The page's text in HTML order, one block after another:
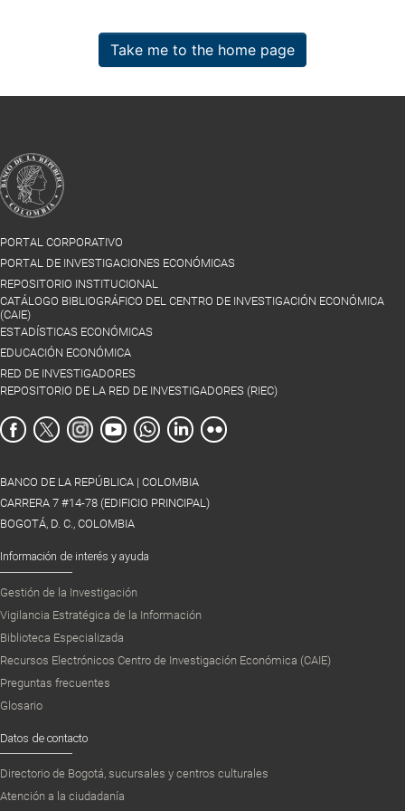
Take me to the home page
PORTAL CORPORATIVO
PORTAL DE INVESTIGACIONES ECONÓMICAS
REPOSITORIO INSTITUCIONAL
CATÁLOGO BIBLIOGRÁFICO DEL CENTRO DE INVESTIGACIÓN ECONÓMICA
(CAIE)
ESTADÍSTICAS ECONÓMICAS
EDUCACIÓN ECONÓMICA
RED DE INVESTIGADORES
REPOSITORIO DE LA RED DE INVESTIGADORES (RIEC)
BANCO DE LA REPÚBLICA | COLOMBIA
CARRERA 7 #14-78 (EDIFICIO PRINCIPAL)
BOGOTÁ, D. C., COLOMBIA
Información de interés y ayuda
Gestión de la Investigación
Vigilancia Estratégica de la Información
Biblioteca Especializada
Recursos Electrónicos Centro de Investigación Económica (CAIE)
Preguntas frecuentes
Glosario
Datos de contacto
Directorio de Bogotá, sucursales y centros culturales
Atención a la ciudadanía